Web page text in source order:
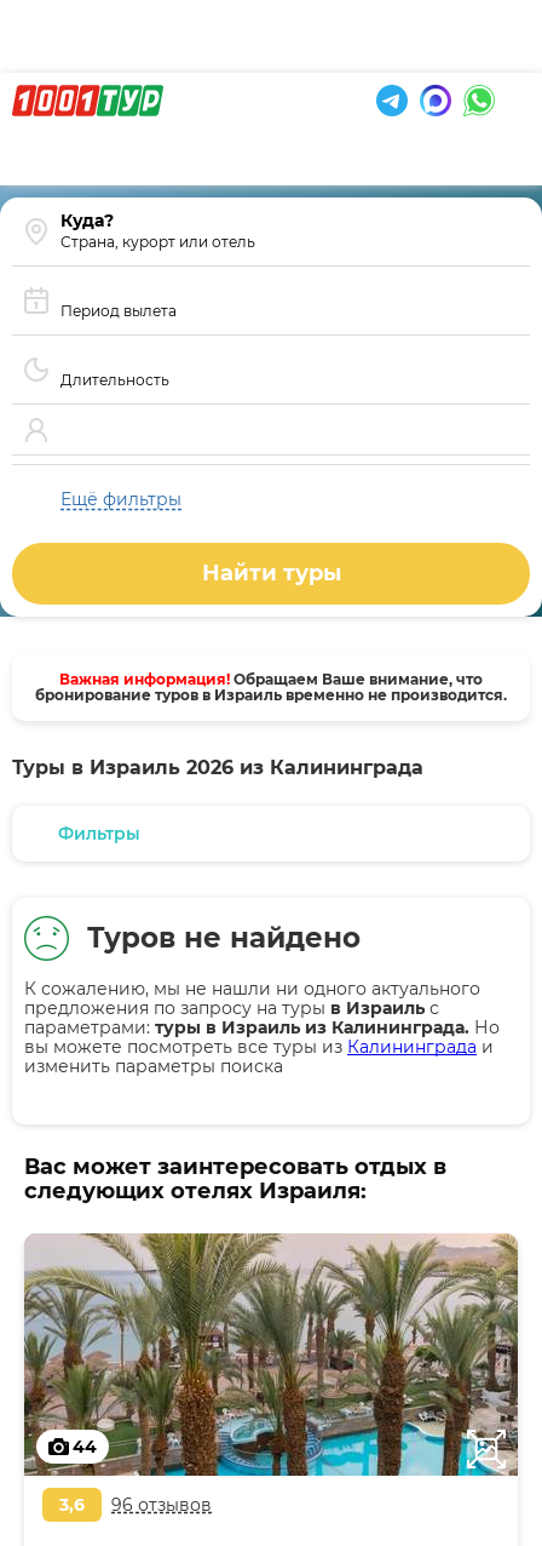
Страна, курорт или отель
Период вылета
Длительность
Ещё фильтры
Найти туры
Важная информация! Обращаем Ваше внимание, что
бронирование туров в Израиль временно не производится.
Туры в Израиль 2026 из Калининграда
Фильтры
Туров не найдено
К сожалению, мы не нашли ни одного актуального
предложения по запросу на туры в Израиль с
параметрами: туры в Израиль из Калининграда. Но
вы можете посмотреть все туры из Калининграда и
изменить параметры поиска
Вас может заинтересовать отдых в
следующих отелях Израиля:
44
3,6 96 отзывов